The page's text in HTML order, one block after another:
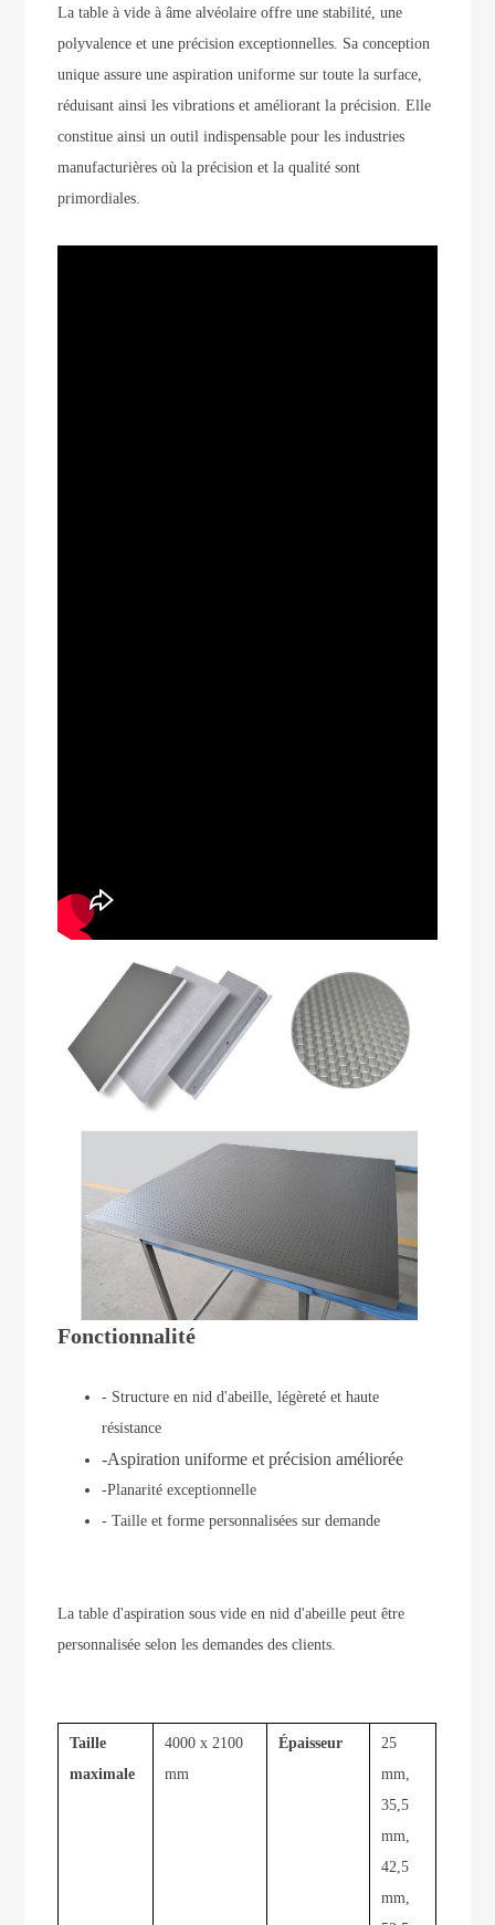
La table à vide à âme alvéolaire offre une stabilité, une
polyvalence et une précision exceptionnelles. Sa conception
unique assure une aspiration uniforme sur toute la surface,
réduisant ainsi les vibrations et améliorant la précision. Elle
constitue ainsi un outil indispensable pour les industries
manufacturières où la précision et la qualité sont
primordiales.
Fonctionnalité
- Structure en nid d'abeille, légèreté et haute
résistance
-Aspiration uniforme et précision améliorée
-Planarité exceptionnelle
- Taille et forme personnalisées sur demande
La table d'aspiration sous vide en nid d'abeille peut être
personnalisée selon les demandes des clients.
Taille
maximale
4000 x 2100
mm
Épaisseur
25
mm,
35,5
mm,
42,5
mm,